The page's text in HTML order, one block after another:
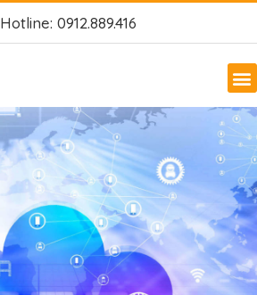
Hotline: 0912.889.416